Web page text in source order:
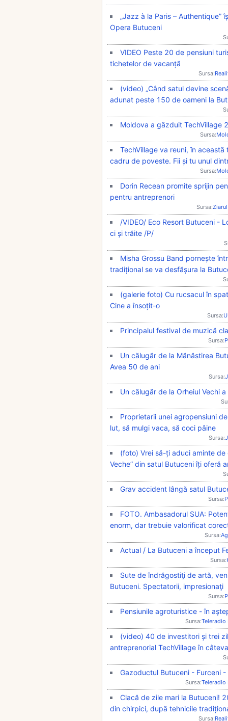
„Jazz à la Paris –
Opera Butuceni
VIDEO Peste 20 de pensiuni
tichetelor de vacanță
Sursa:
(video) „Când satul devine
adunat peste 150 de oameni la
Moldova a găzduit TechVillage
Sursa:
TechVillage va reuni, în
cadru de poveste. Fii și tu unul
Sursa:
Dorin Recean promite sprijin
pentru antreprenori
Sursa:
/VIDEO/ Eco Resort Butuceni -
ci și trăite /P/
Misha Grossu Band pornește
tradițional se va desfășura la
(galerie foto) Cu rucsacul în
Cine a însoțit-o
Sursa:
Principalul festival de muzică
Sursa:
Un călugăr de la Mănăstirea
Avea 50 de ani
Sursa:
Un călugăr de la Orheiul Vechi
Proprietarii unei agropensiuni
lut, să mulgi vaca, să coci pâine
Sursa:
(foto) Vrei să-ți aduci aminte de
Veche” din satul Butuceni îți oferă
Grav accident lângă satul
Sursa:
FOTO. Ambasadorul SUA:
enorm, dar trebuie valorificat
Sursa:
Actual / La Butuceni a început
Sursa:
Sute de îndrăgostiţi de artă,
Butuceni. Spectatorii, impresionaţi
Sursa:
Pensiunile agroturistice - în
Sursa:
(video) 40 de investitori și trei
antreprenorial TechVillage în
Gazoductul Butuceni - Furceni
Sursa:
Clacă de zile mari la Butuceni!
din chirpici, după tehnicile
Sursa: